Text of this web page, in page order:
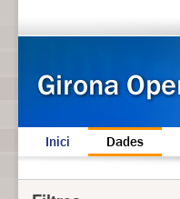
Inici Dades